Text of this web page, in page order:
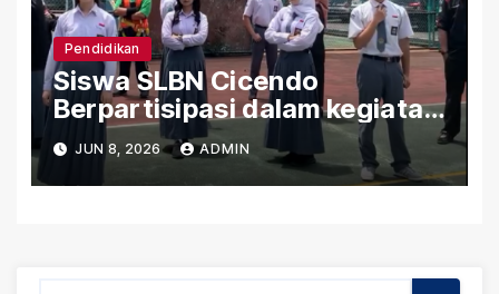
Pendidikan
Siswa SLBN Cicendo
Berpartisipasi dalam kegiatan
Persiapan (SPMB) 2026/2027
JUN 8, 2026 ADMIN